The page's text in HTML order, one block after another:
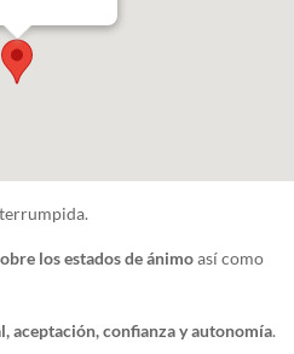
los estados de ánimoasí como
aceptación, confianza y autonomía.